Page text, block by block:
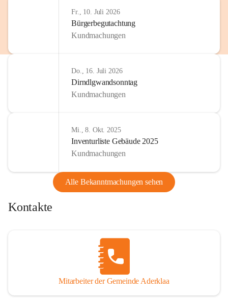
Fr., 10. Juli 2026
Bürgerbegutachtung
Kundmachungen
Do., 16. Juli 2026
Dirndlgwandsonntag
Kundmachungen
Mi., 8. Okt. 2025
Inventurliste Gebäude 2025
Kundmachungen
Alle Bekanntmachungen sehen
Kontakte
Mitarbeiter der Gemeinde Aderklaa